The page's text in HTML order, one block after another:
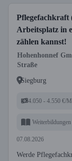
Pflegefachkraft
Arbeitsplatz in
zählen kannst!
Hohenhonnef
Straße
Siegburg
4.050 - 4.550 €/
Weiterbildungen
07.08.2026
Werde